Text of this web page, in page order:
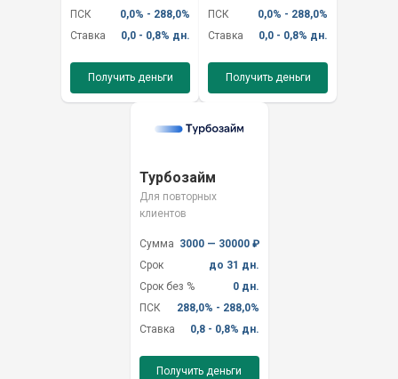
ПСК
0,0% - 288,0%
Ставка
0,0 - 0,8% дн.
Получить деньги
ПСК
0,0% - 288,0%
Ставка
0,0 - 0,8% дн.
Получить деньги
Турбозайм
Для повторных
клиентов
Сумма 3000 — 30000 ₽
Срок
до 31 дн.
Срок без %
0 дн.
ПСК
288,0% - 288,0%
Ставка
0,8 - 0,8% дн.
Получить деньги